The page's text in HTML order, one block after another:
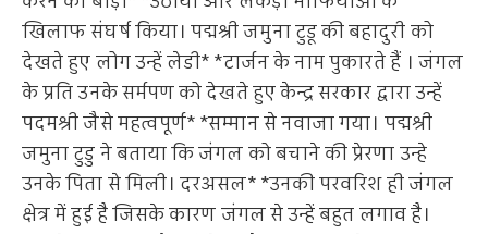
खिलाफ संघर्ष किया। पद्मश्री जमुना टुडू की बहादुरी को
देखते हुए लोग उन्हें लेडी* *टार्जन के नाम पुकारते हैं । जंगल
के प्रति उनके सर्मपण को देखते हुए केन्द्र सरकार द्वारा उन्हें
पदमश्री जैसे महत्वपूर्ण* *सम्मान से नवाजा गया। पद्मश्री
जमुना टुडु ने बताया कि जंगल को बचाने की प्रेरणा उन्हे
उनके पिता से मिली। दरअसल* *उनकी परवरिश ही जंगल
क्षेत्र में हुई है जिसके कारण जंगल से उन्हें बहुत लगाव है।